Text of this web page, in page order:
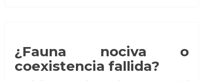
¿Fauna nociva o
coexistencia fallida?